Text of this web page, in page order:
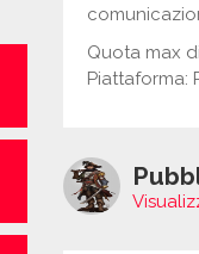
Quota max
Piattaforma: